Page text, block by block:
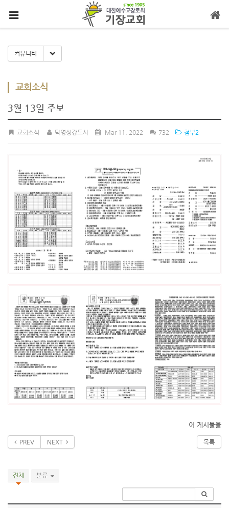
커뮤니티 Toggle Dropdown
교회소식
3월 13일 주보
교회소식 탁영성강도사 Mar 11, 2022 732 첨부2
이 게시물을
PREV NEXT 목록
전체 분류